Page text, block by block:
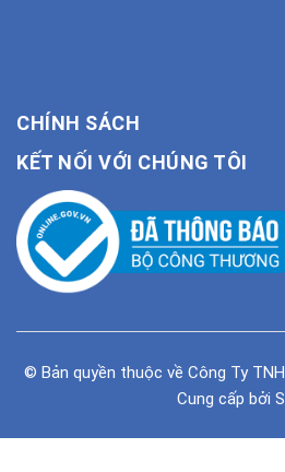
CHÍNH SÁCH
KẾT NỐI VỚI CHÚNG TÔI
© Bản quyền thuộc về Công Ty
Cung cấp bởi